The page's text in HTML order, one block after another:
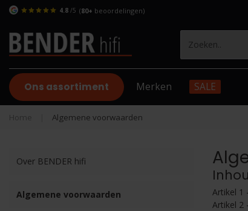
4.8 /5 (80+ beoordelingen)
Ons assortiment Merken SALE
Home Algemene voorwaarden
Over BENDER hifi
Algemene voorwaarden Artikel 1 -
Artikel 2 -